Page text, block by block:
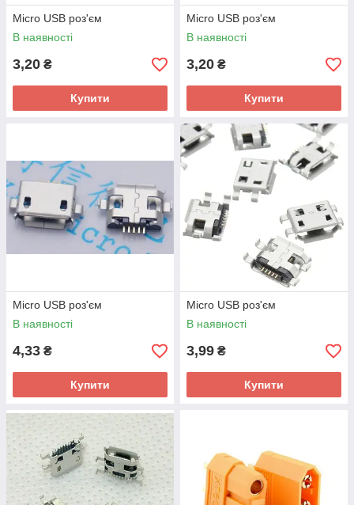
Micro USB роз'єм
В наявності
3,20 ₴
Купити
Micro USB роз'єм
В наявності
3,20 ₴
Купити
Micro USB роз'єм
В наявності
4,33 ₴
Купити
Micro USB роз'єм
В наявності
3,99 ₴
Купити